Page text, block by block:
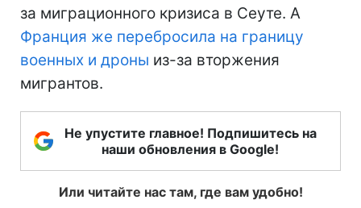
за миграционного кризиса в Сеуте. А
Франция же перебросила на границу
военных и дроны из-за вторжения
мигрантов.
Не упустите главное! Подпишитесь на
наши обновления в Google!
Или читайте нас там, где вам удобно!